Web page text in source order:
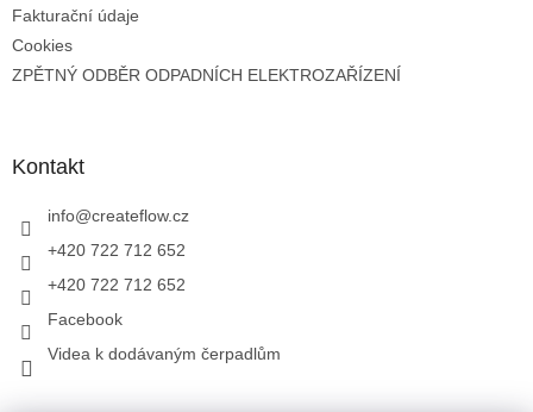
Fakturační údaje
Cookies
ZPĚTNÝ ODBĚR ODPADNÍCH ELEKTROZAŘÍZENÍ
Kontakt
info@createflow.cz
+420 722 712 652
+420 722 712 652
Facebook
Videa k dodávaným čerpadlům